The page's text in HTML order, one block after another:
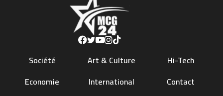
Société
Economie
Art & Culture
International
Hi-Tech
Contact